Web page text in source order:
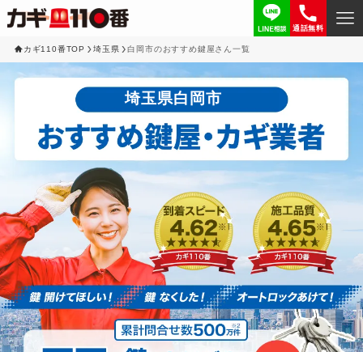
通話無料
カギ110番TOP 埼玉県 白岡市のおすすめ鍵屋さん一覧
埼玉県白岡市